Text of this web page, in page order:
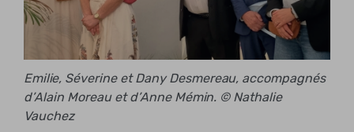
Emilie, Séverine et Dany Desmereau, accompagnés
d’Alain Moreau et d’Anne Mémin. © Nathalie
Vauchez